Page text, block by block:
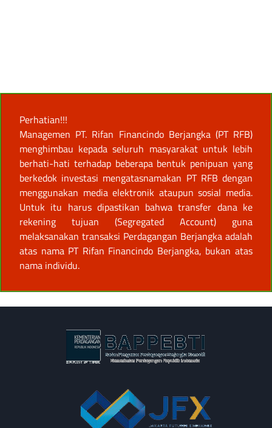
Perhatian!!!
Managemen PT. Rifan Financindo Berjangka (PT RFB)
menghimbau kepada seluruh masyarakat untuk lebih
berhati-hati terhadap beberapa bentuk penipuan yang
berkedok investasi mengatasnamakan PT RFB dengan
menggunakan media elektronik ataupun sosial media.
Untuk itu harus dipastikan bahwa transfer dana ke
rekening tujuan (Segregated Account) guna
melaksanakan transaksi Perdagangan Berjangka adalah
atas nama PT Rifan Financindo Berjangka, bukan atas
nama individu.